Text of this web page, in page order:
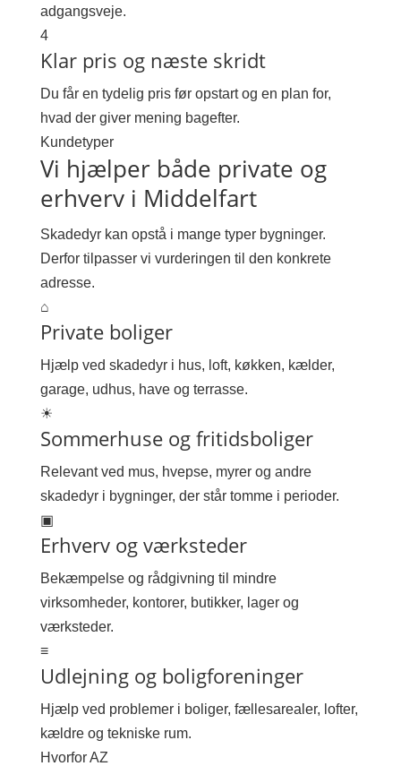
adgangsveje.
4
Klar pris og næste skridt
Du får en tydelig pris før opstart og en plan for,
hvad der giver mening bagefter.
Kundetyper
Vi hjælper både private og
erhverv i Middelfart
Skadedyr kan opstå i mange typer bygninger.
Derfor tilpasser vi vurderingen til den konkrete
adresse.
⌂
Private boliger
Hjælp ved skadedyr i hus, loft, køkken, kælder,
garage, udhus, have og terrasse.
☀
Sommerhuse og fritidsboliger
Relevant ved mus, hvepse, myrer og andre
skadedyr i bygninger, der står tomme i perioder.
▣
Erhverv og værksteder
Bekæmpelse og rådgivning til mindre
virksomheder, kontorer, butikker, lager og
værksteder.
≡
Udlejning og boligforeninger
Hjælp ved problemer i boliger, fællesarealer, lofter,
kældre og tekniske rum.
Hvorfor AZ